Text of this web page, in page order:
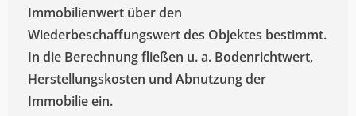
Immobilienwert über den
Wiederbeschaffungswert des Objektes bestimmt.
In die Berechnung fließen u. a. Bodenrichtwert,
Herstellungskosten und Abnutzung der
Immobilie ein.